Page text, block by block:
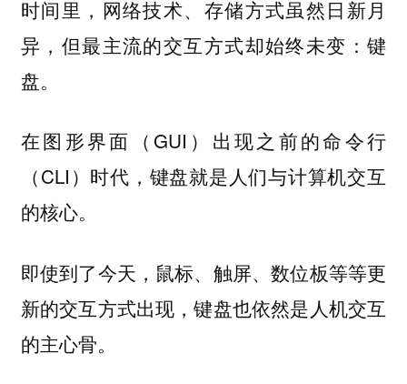
时间里，网络技术、存储方式虽然日新月
异，但最主流的交互方式却始终未变：键
盘。
在图形界面（GUI）出现之前的命令行
（CLI）时代，键盘就是人们与计算机交互
的核心。
即使到了今天，鼠标、触屏、数位板等等更
新的交互方式出现，键盘也依然是人机交互
的主心骨。